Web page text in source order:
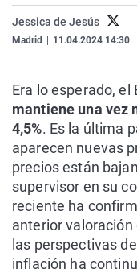
Jessica de Jesús
Madrid 11.04.2024 14:30
Era lo esperado, el
mantiene una vez
4,5%. Es la última
aparecen nuevas
precios están
supervisor en su
reciente ha
anterior valoración
las perspectivas
inflación ha